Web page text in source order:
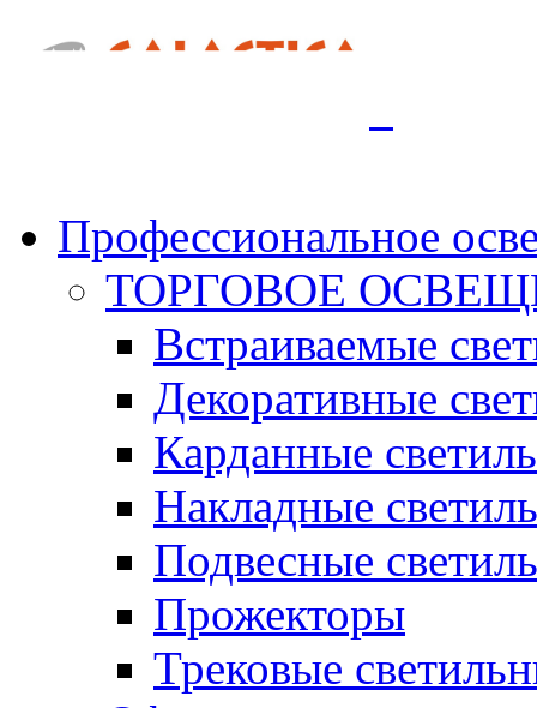
Профессиональное
ТОРГОВОЕ
Встраиваемые
Декоративные
Карданные
Накладные
Подвесные
Прожекторы
Трековые